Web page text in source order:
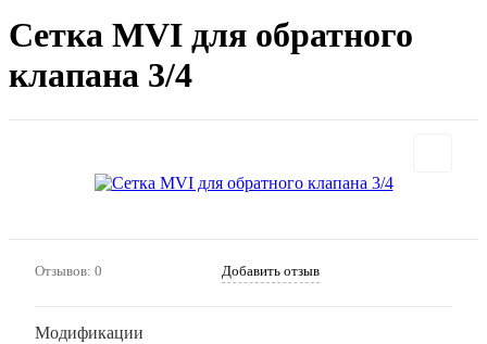
Сетка MVI для обратного
клапана 3/4
Отзывов: 0 Добавить отзыв
Модификации